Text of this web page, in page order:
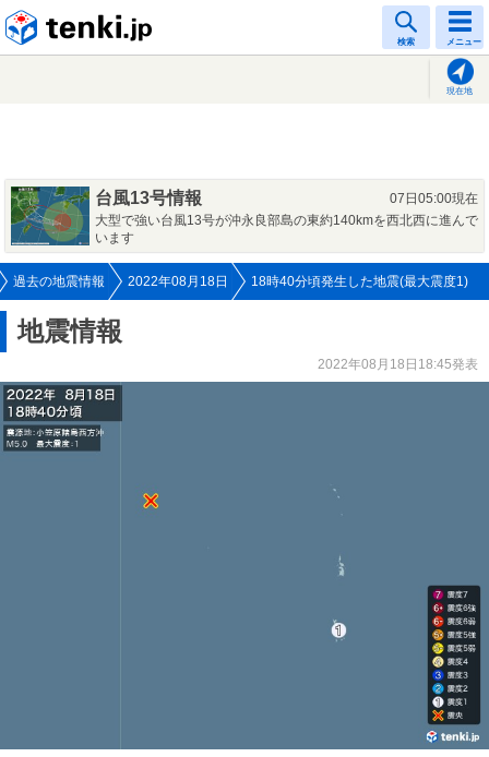
検索 メニュー
現在地
台風13号情報
07日05:00現在
大型で強い台風13号が沖永良部島の東約140kmを西北西に進んで
います
過去の地震情報 2022年08月18日 18時40分頃発生した地震(最大震度1)
地震情報
2022年08月18日18:45発表